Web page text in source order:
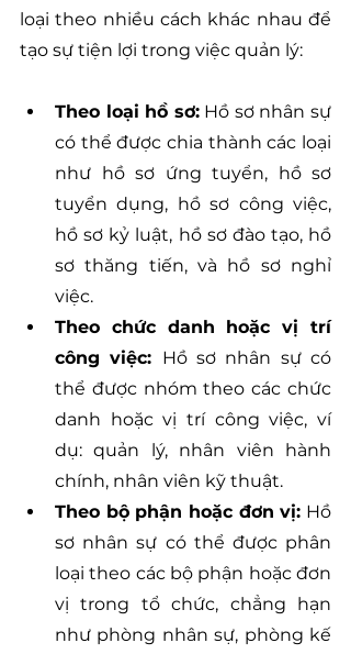
loại theo nhiều cách khác nhau để
tạo sự tiện lợi trong việc quản lý:
Theo loại hồ sơ: Hồ sơ nhân sự
có thể được chia thành các loại
như hồ sơ ứng tuyển, hồ sơ
tuyển dụng, hồ sơ công việc,
hồ sơ kỷ luật, hồ sơ đào tạo, hồ
sơ thăng tiến, và hồ sơ nghỉ
việc.
Theo chức danh hoặc vị trí
công việc: Hồ sơ nhân sự có
thể được nhóm theo các chức
danh hoặc vị trí công việc, ví
dụ: quản lý, nhân viên hành
chính, nhân viên kỹ thuật.
Theo bộ phận hoặc đơn vị: Hồ
sơ nhân sự có thể được phân
loại theo các bộ phận hoặc đơn
vị trong tổ chức, chẳng hạn
như phòng nhân sự, phòng kế